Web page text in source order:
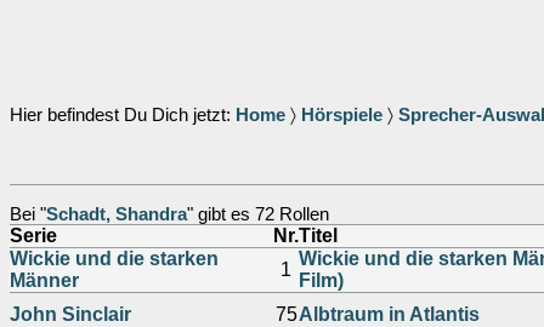
Hier befindest Du Dich jetzt: Home 〉 Hörspiele 〉 Sprecher-
Bei "Schadt, Shandra" gibt es 72 Rollen
Serie Nr.Titel
Wickie und die starken
Männer
1
Wickie und die starken
Film)
John Sinclair
75Albtraum in Atlantis